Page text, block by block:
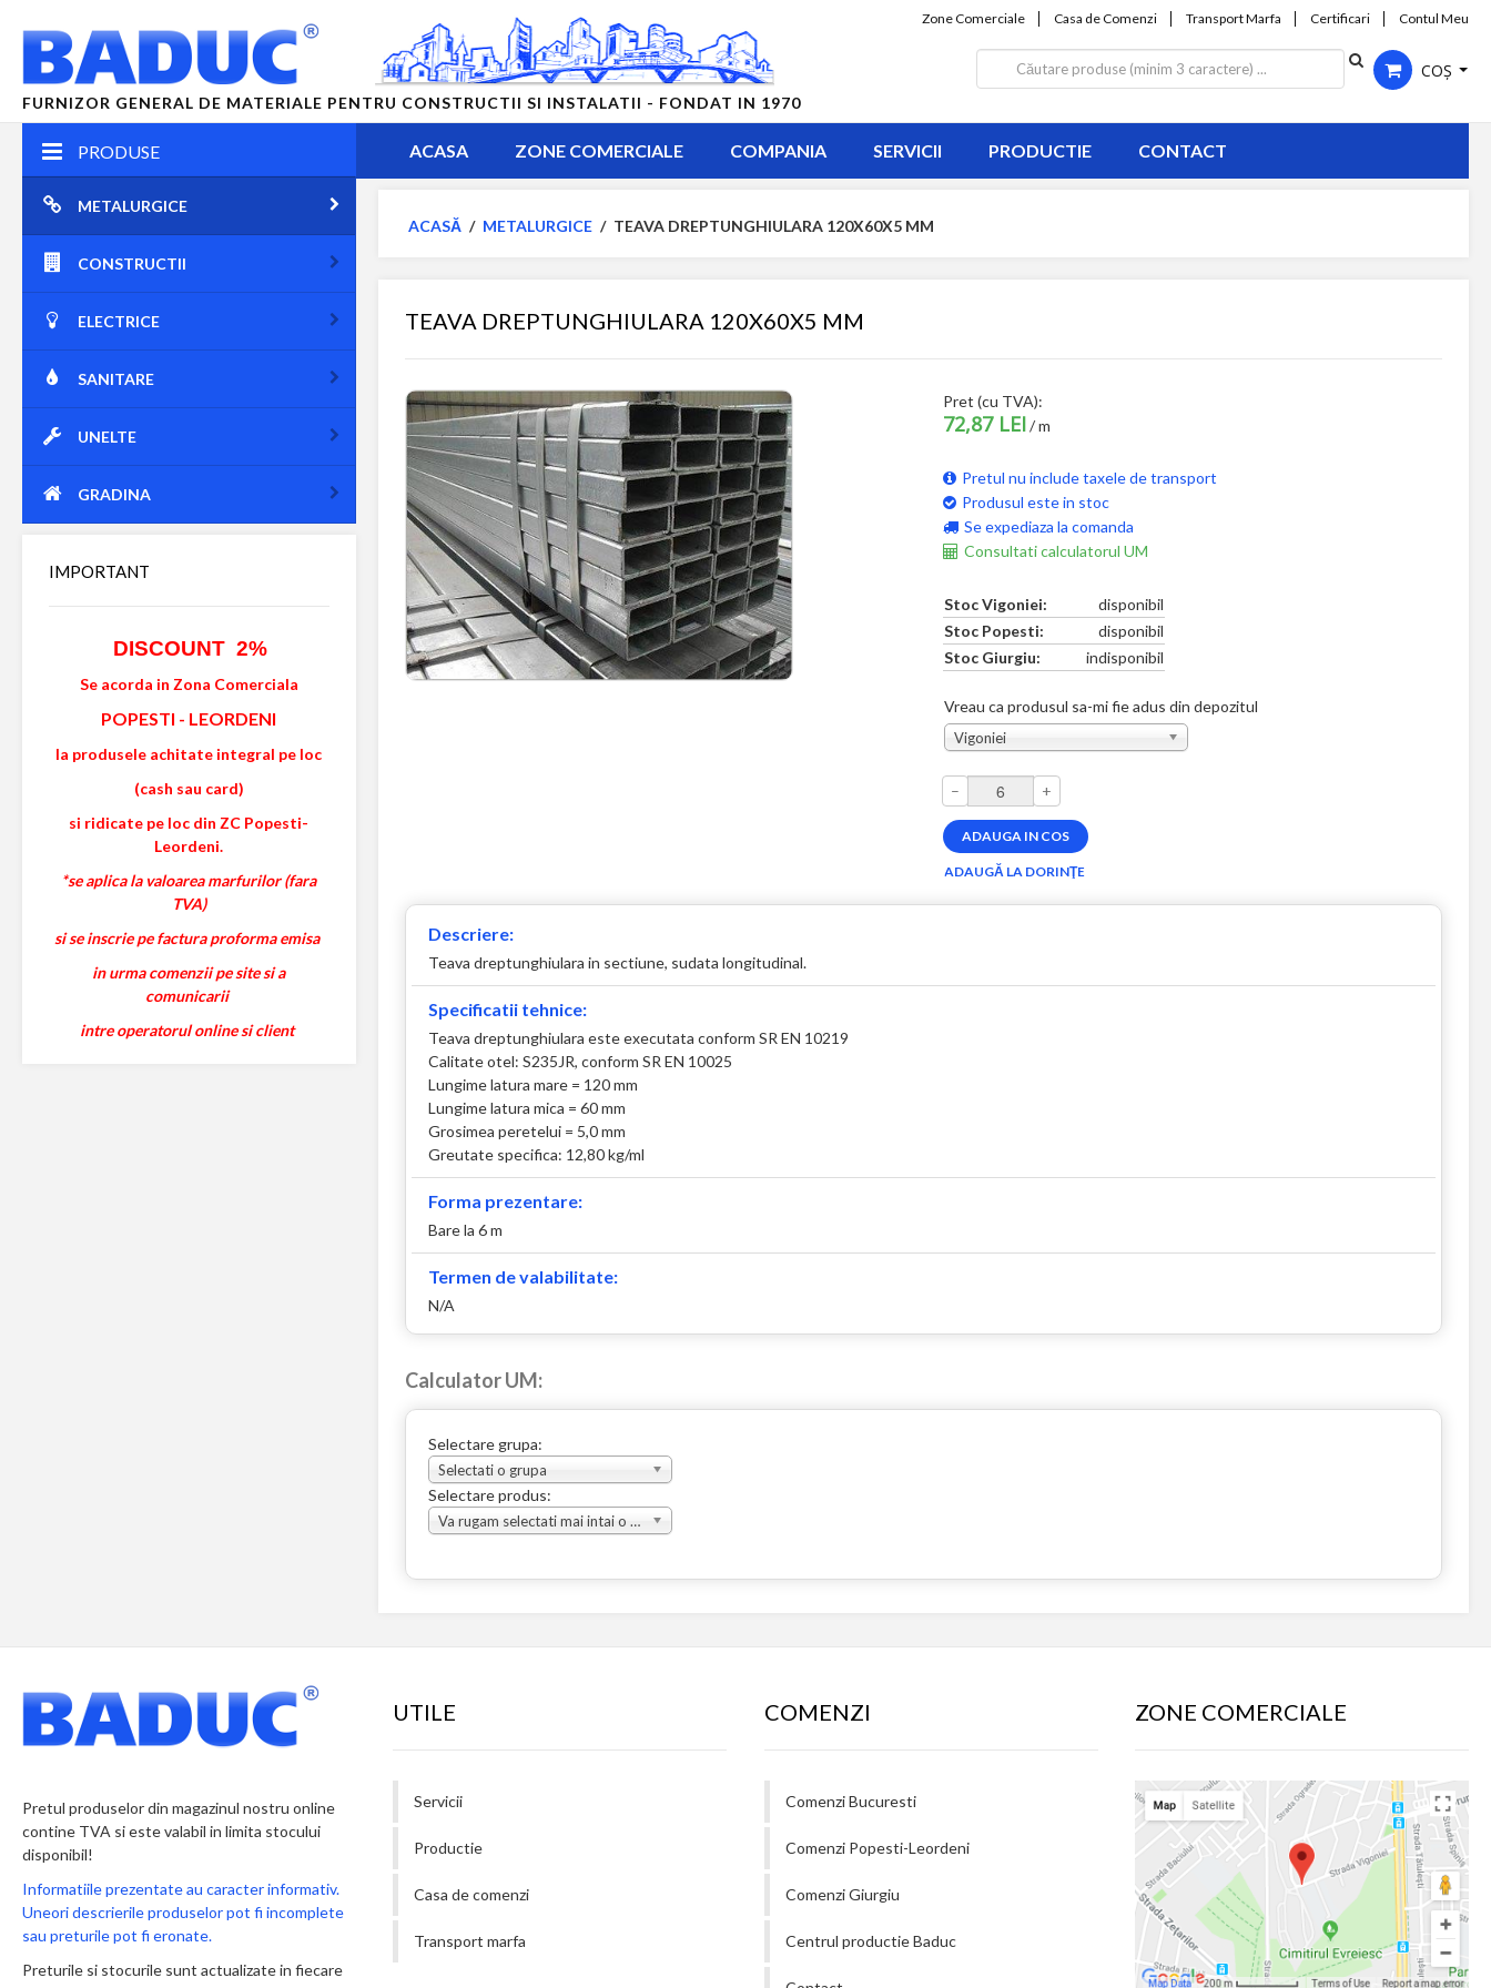
FURNIZOR GENERAL DE MATERIALE PENTRU CONSTRUCTII SI INSTALATII - FONDAT IN 1970
Zone Comerciale Casa de Comenzi Transport Marfa Certificari Contul Meu
COȘ
PRODUSE
METALURGICE
CONSTRUCTII
ELECTRICE
SANITARE
UNELTE
GRADINA
IMPORTANT
DISCOUNT 2%
Se acorda in Zona Comerciala
POPESTI - LEORDENI
la produsele achitate integral pe loc
(cash sau card)
si ridicate pe loc din ZC Popesti-
Leordeni.
*se aplica la valoarea marfurilor (fara
TVA)
si se inscrie pe factura proforma emisa
in urma comenzii pe site si a
comunicarii
intre operatorul online si client
ACASA ZONE COMERCIALE COMPANIA SERVICII PRODUCTIE CONTACT
ACASĂ / METALURGICE / TEAVA DREPTUNGHIULARA 120X60X5 MM
TEAVA DREPTUNGHIULARA 120X60X5 MM
Pret (cu TVA):
72,87 LEI / m
Pretul nu include taxele de transport
Produsul este in stoc
Se expediaza la comanda
Consultati calculatorul UM
Stoc Vigoniei:
disponibil
Stoc Popesti:
disponibil
Stoc Giurgiu:
indisponibil
Vreau ca produsul sa-mi fie adus din depozitul
Vigoniei
– +
Descriere:
Teava dreptunghiulara in sectiune, sudata longitudinal.
Specificatii tehnice:
Teava dreptunghiulara este executata conform SR EN 10219
Calitate otel: S235JR, conform SR EN 10025
Lungime latura mare = 120 mm
Lungime latura mica = 60 mm
Grosimea peretelui = 5,0 mm
Greutate specifica: 12,80 kg/ml
Forma prezentare:
Bare la 6 m
Termen de valabilitate:
N/A
Calculator UM:
Selectare grupa:
Selectati o grupa
Selectare produs:
Va rugam selectati mai intai o grupa
Pretul produselor din magazinul nostru online
contine TVA si este valabil in limita stocului
disponibil!
Informatiile prezentate au caracter informativ.
Uneori descrierile produselor pot fi incomplete
sau preturile pot fi eronate.
Preturile si stocurile sunt actualizate in fiecare
UTILE
Servicii
Productie
Casa de comenzi
Transport marfa
COMENZI
Comenzi Bucuresti
Comenzi Popesti-Leordeni
Comenzi Giurgiu
Centrul productie Baduc
ZONE COMERCIALE